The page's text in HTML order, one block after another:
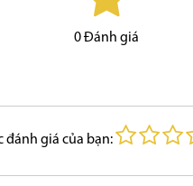
0Đánh giá
đánh giá của bạn: